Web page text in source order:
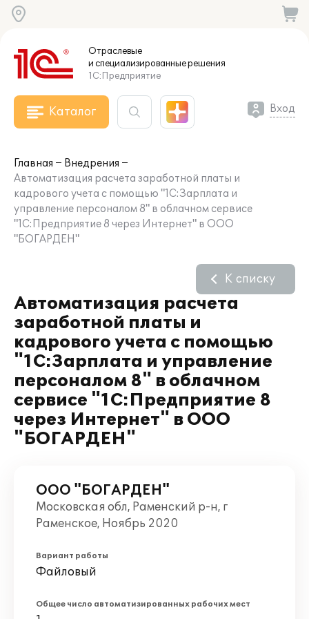
Отраслевые
и специализированныерешения
1С:Предприятие
Каталог Вход
Главная
Внедрения
Автоматизация расчета заработной платы и
кадрового учета с помощью "1С:Зарплата и
управление персоналом 8" в облачном сервисе
"1С:Предприятие 8 через Интернет" в ООО
"БОГАРДЕН"
Автоматизация расчета
заработной платы и
кадрового учета с помощью
"1С:Зарплата и управление
персоналом 8" в облачном
сервисе "1С:Предприятие 8
через Интернет" в ООО
"БОГАРДЕН"
К списку
ООО "БОГАРДЕН"
Московская обл, Раменский р-н, г
Раменское, Ноябрь 2020
Вариант работы
Файловый
Общее число автоматизированных рабочих мест